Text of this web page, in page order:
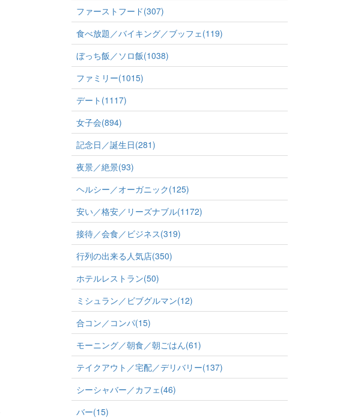
ファーストフード(307)
食べ放題／バイキング／ブッフェ(119)
ぼっち飯／ソロ飯(1038)
ファミリー(1015)
デート(1117)
女子会(894)
記念日／誕生日(281)
夜景／絶景(93)
ヘルシー／オーガニック(125)
安い／格安／リーズナブル(1172)
接待／会食／ビジネス(319)
行列の出来る人気店(350)
ホテルレストラン(50)
ミシュラン／ビブグルマン(12)
合コン／コンパ(15)
モーニング／朝食／朝ごはん(61)
テイクアウト／宅配／デリバリー(137)
シーシャバー／カフェ(46)
バー(15)